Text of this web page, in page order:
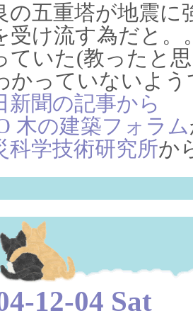
の五重塔が地震に
受け流す為だと。
ていた(教ったと
かっていないよ
新聞の記事から
木の建築フォラム
科学技術研究所か
12-04 Sat